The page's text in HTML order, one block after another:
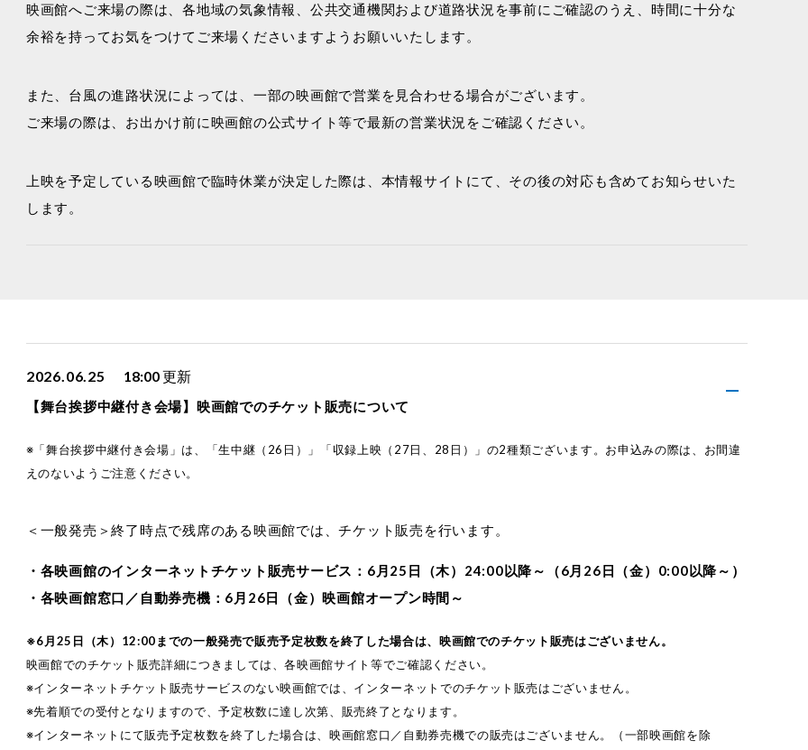
映画館へご来場の際は、各地域の気象情報、公共交通機関および道路状況を事前にご確認のうえ、時間に十分な
余裕を持ってお気をつけてご来場くださいますようお願いいたします。
また、台風の進路状況によっては、一部の映画館で営業を見合わせる場合がございます。
ご来場の際は、お出かけ前に映画館の公式サイト等で最新の営業状況をご確認ください。
上映を予定している映画館で臨時休業が決定した際は、本情報サイトにて、その後の対応も含めてお知らせいた
します。
2026.06.25 18:00更新
【舞台挨拶中継付き会場】映画館でのチケット販売について
※「舞台挨拶中継付き会場」は、「生中継（26日）」「収録上映（27日、28日）」の2種類ございます。お申込みの際は、お間違
えのないようご注意ください。
＜一般発売＞終了時点で残席のある映画館では、チケット販売を行います。
・各映画館のインターネットチケット販売サービス：6月25日（木）24:00以降～（6月26日（金）0:00以降～）
・各映画館窓口／自動券売機：6月26日（金）映画館オープン時間～
※6月25日（木）12:00までの一般発売で販売予定枚数を終了した場合は、映画館でのチケット販売はございません。
映画館でのチケット販売詳細につきましては、各映画館サイト等でご確認ください。
※インターネットチケット販売サービスのない映画館では、インターネットでのチケット販売はございません。
※先着順での受付となりますので、予定枚数に達し次第、販売終了となります。
※インターネットにて販売予定枚数を終了した場合は、映画館窓口／自動券売機での販売はございません。（一部映画館を除